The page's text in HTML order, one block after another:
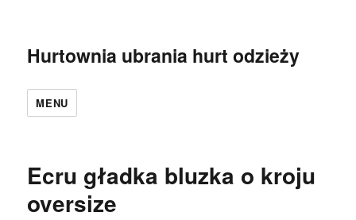
Hurtownia ubrania hurt odzieży
MENU
Ecru gładka bluzka o kroju
oversize